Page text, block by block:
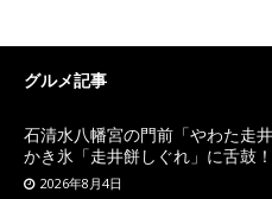
グルメ記事
石清水八幡宮の門前「やわた走
かき氷「走井餅しぐれ」に舌鼓
2026年8月4日